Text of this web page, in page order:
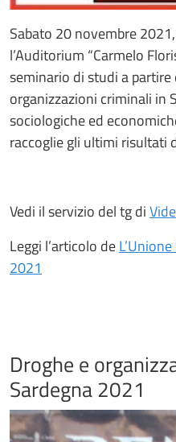
Sabato 20 novembre
l’Auditorium “Carmelo
seminario di studi a
organizzazioni criminali in
sociologiche ed
raccoglie gli ultimi risultati
Vedi il servizio del tg di
Leggi l’articolo de
2021
Droghe e
Sardegna 2021